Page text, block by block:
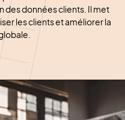
des données clients. Il met
les clients et améliorer la